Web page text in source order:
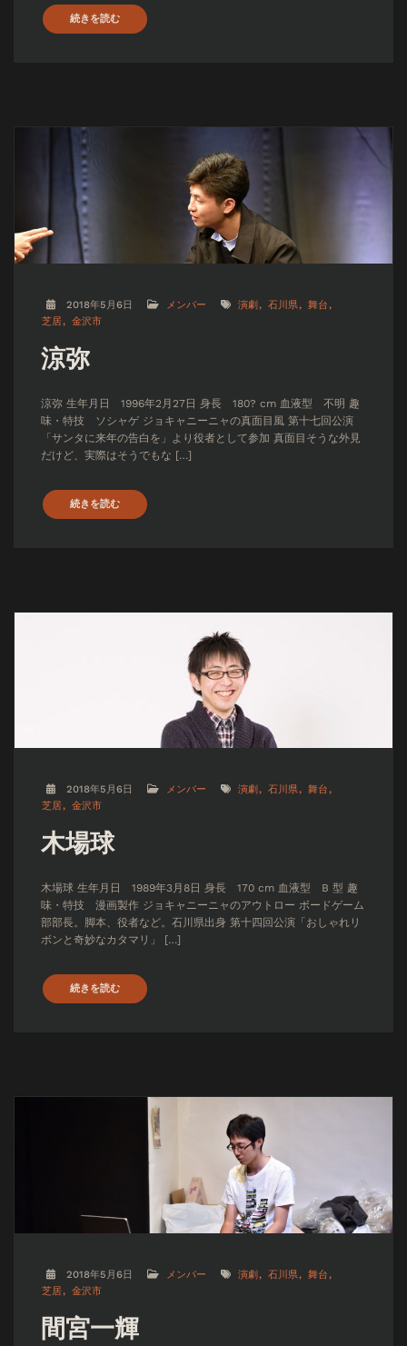
続きを読む
2018年5月6日 メンバー 演劇 石川県
舞台
芝居
金沢市
涼弥
涼弥 生年月日 1996年2月27日 身長 180? cm 血液型 不明 趣
味・特技 ソシャゲ ジョキャニーニャの真面目風 第十七回公演
「サンタに来年の告白を」より役者として参加 真面目そうな外見
だけど、実際はそうでもな […]
続きを読む
2018年5月6日 メンバー 演劇 石川県
舞台
芝居
金沢市
木場球
木場球 生年月日 1989年3月8日 身長 170 cm 血液型 B 型 趣
味・特技 漫画製作 ジョキャニーニャのアウトロー ボードゲーム
部部長。脚本、役者など。石川県出身 第十四回公演「おしゃれリ
ボンと奇妙なカタマリ」 […]
続きを読む
2018年5月6日 メンバー 演劇 石川県
舞台
芝居
金沢市
間宮一輝